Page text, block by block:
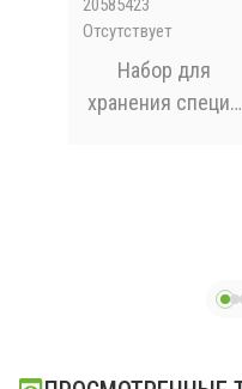
20585423
Отсутствует
Набор для
хранения специй